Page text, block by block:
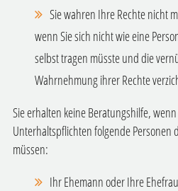
Sie wahren Ihre Rechte nicht
wenn Sie sich nicht wie eine
selbst tragen müsste und die
Wahrnehmung ihrer Rechte
Sie erhalten keine Beratungshilfe,
Unterhaltspflichten folgende Personen
müssen:
Ihr Ehemann oder Ihre